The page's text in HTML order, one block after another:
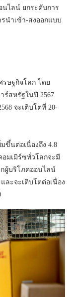
นไลน์ ยกระดับการ
นำเข้า-ส่งออกแบบ
รษฐกิจโลก โดย
ร์สหรัฐในปี 2567
จะเติบโตที่ 20-
ขึ้นต่อเนื่องถึง 4.8
มเมิร์ซทั่วโลกจะมี
ผู้บริโภคออนไลน์
ละจะเติบโตต่อเนื่อง